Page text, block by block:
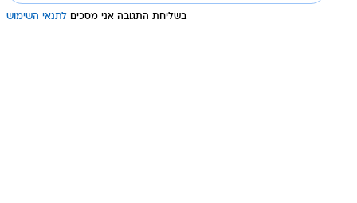
בשליחת התגובה אני מסכים לתנאי השימוש